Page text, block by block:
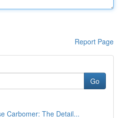
Report Page
Go
Carbomer: The Detail...